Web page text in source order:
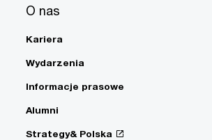
O nas
Kariera
Wydarzenia
Informacje prasowe
Alumni
Strategy& Polska